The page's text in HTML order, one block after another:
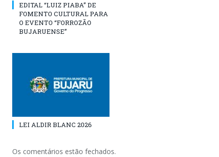
EDITAL “LUIZ PIABA” DE
FOMENTO CULTURAL PARA
O EVENTO “FORROZÃO
BUJARUENSE”
LEI ALDIR BLANC 2026
Os comentários estão fechados.